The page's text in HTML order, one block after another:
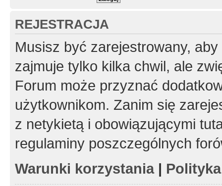
REJESTRACJA
Musisz być zarejestrowany,
zajmuje tylko kilka chwil, ale
Forum może przyznać
użytkownikom. Zanim się
z netykietą i obowiązującymi
regulaminy poszczególnych
Warunki korzystania|